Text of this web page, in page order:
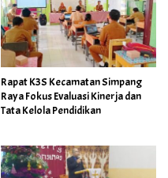
Rapat K3S Kecamatan Simpang
Raya Fokus Evaluasi Kinerja dan
Tata Kelola Pendidikan